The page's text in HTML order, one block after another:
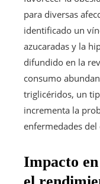
para diversas
identificado un
azucaradas y la
difundido en la
consumo
triglicéridos, un
incrementa la
enfermedades del
Impacto